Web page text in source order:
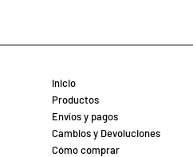
Inicio
Productos
Envíos y pagos
Cambios y Devoluciones
Cómo comprar